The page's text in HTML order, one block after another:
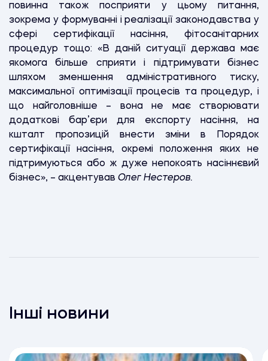
повинна також посприяти у цьому питання,
зокрема у формуванні і реалізації законодавства у
сфері сертифікації насіння, фітосанітарних
процедур тощо: «В даній ситуації держава має
якомога більше сприяти і підтримувати бізнес
шляхом зменшення адміністративного тиску,
максимальної оптимізації процесів та процедур, і
що найголовніше – вона не має створювати
додаткові бар’єри для експорту насіння, на
кшталт пропозицій внести зміни в Порядок
сертифікації насіння, окремі положення яких не
підтримуються або ж дуже непокоять насіннєвий
бізнес», – акцентував Олег Нестеров.
Інші новини